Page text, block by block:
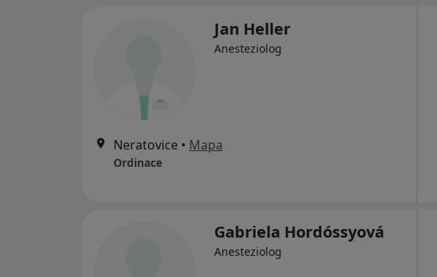
Jan Heller
Anesteziolog
Neratovice • Mapa
Ordinace
Gabriela Hordóssyová
Anesteziolog